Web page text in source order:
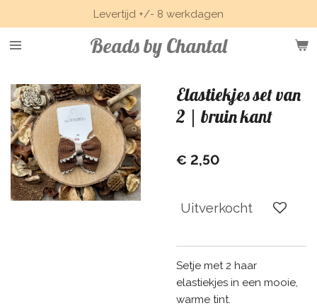
direct
naar
hoofdinhoud
Beads by Chantal
Levertijd +/- 8 werkdagen
Elastiekjes set van
2 | bruin kant
€ 2,50
Uitverkocht
Setje met 2 haar
elastiekjes in een mooie,
warme tint.